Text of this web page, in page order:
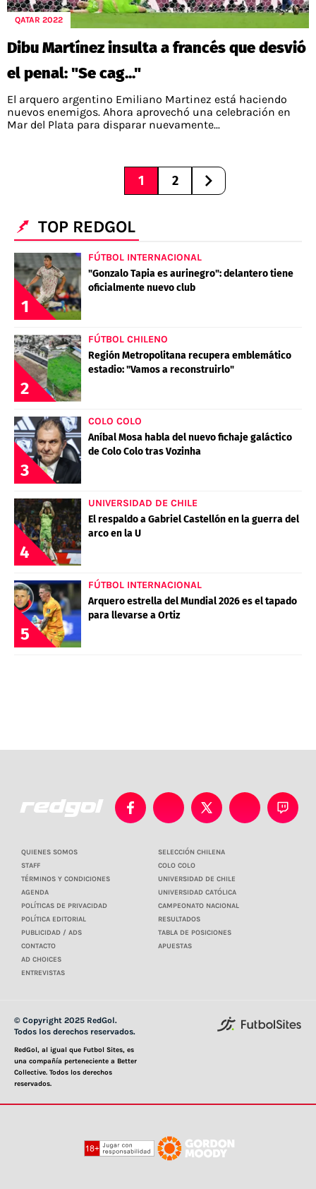
QATAR 2022
Dibu Martínez insulta a francés que desvió
el penal: "Se cag..."
El arquero argentino Emiliano Martinez está haciendo
nuevos enemigos. Ahora aprovechó una celebración en
Mar del Plata para disparar nuevamente...
1 2
TOP REDGOL
1
FÚTBOL INTERNACIONAL
"Gonzalo Tapia es aurinegro": delantero tiene
oficialmente nuevo club
2
FÚTBOL CHILENO
Región Metropolitana recupera emblemático
estadio: "Vamos a reconstruirlo"
3
COLO COLO
Aníbal Mosa habla del nuevo fichaje galáctico
de Colo Colo tras Vozinha
4
UNIVERSIDAD DE CHILE
El respaldo a Gabriel Castellón en la guerra del
arco en la U
5
FÚTBOL INTERNACIONAL
Arquero estrella del Mundial 2026 es el tapado
para llevarse a Ortiz
QUIENES SOMOS
STAFF
TÉRMINOS Y CONDICIONES
AGENDA
POLÍTICAS DE PRIVACIDAD
POLÍTICA EDITORIAL
PUBLICIDAD / ADS
CONTACTO
AD CHOICES
ENTREVISTAS
SELECCIÓN CHILENA
COLO COLO
UNIVERSIDAD DE CHILE
UNIVERSIDAD CATÓLICA
CAMPEONATO NACIONAL
RESULTADOS
TABLA DE POSICIONES
APUESTAS
© Copyright 2025 RedGol.
Todos los derechos reservados.
RedGol, al igual que Futbol Sites, es
una compañía perteneciente a Better
Collective. Todos los derechos
reservados.